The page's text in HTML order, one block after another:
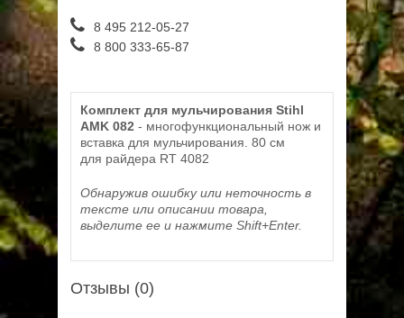
8 495 212-05-27
8 800 333-65-87
Комплект для мульчирования Stihl
AMK 082 - многофункциональный нож и
вставка для мульчирования. 80 см
для райдера RT 4082
Обнаружив ошибку или неточность в
тексте или описании товара,
выделите ее и нажмите Shift+Enter.
Отзывы (0)